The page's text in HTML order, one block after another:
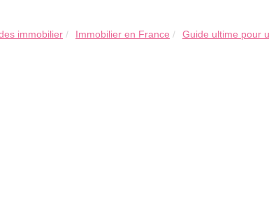
immobilier Immobilier en France Guide ultime pour